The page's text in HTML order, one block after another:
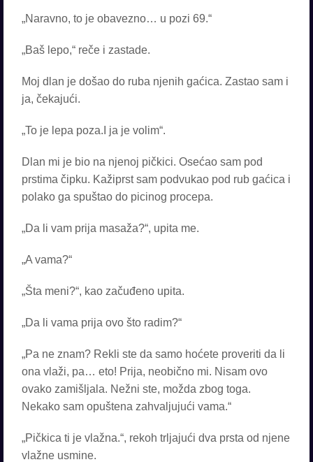
„Naravno, to je obavezno… u pozi 69.“
„Baš lepo,“ reče i zastade.
Moj dlan je došao do ruba njenih gaćica. Zastao sam i
ja, čekajući.
„To je lepa poza.I ja je volim“.
Dlan mi je bio na njenoj pičkici. Osećao sam pod
prstima čipku. Kažiprst sam podvukao pod rub gaćica i
polako ga spuštao do picinog procepa.
„Da li vam prija masaža?“, upita me.
„A vama?“
„Šta meni?“, kao začuđeno upita.
„Da li vama prija ovo što radim?“
„Pa ne znam? Rekli ste da samo hoćete proveriti da li
ona vlaži, pa… eto! Prija, neobično mi. Nisam ovo
ovako zamišljala. Nežni ste, možda zbog toga.
Nekako sam opuštena zahvaljujući vama.“
„Pičkica ti je vlažna.“, rekoh trljajući dva prsta od njene
vlažne usmine.